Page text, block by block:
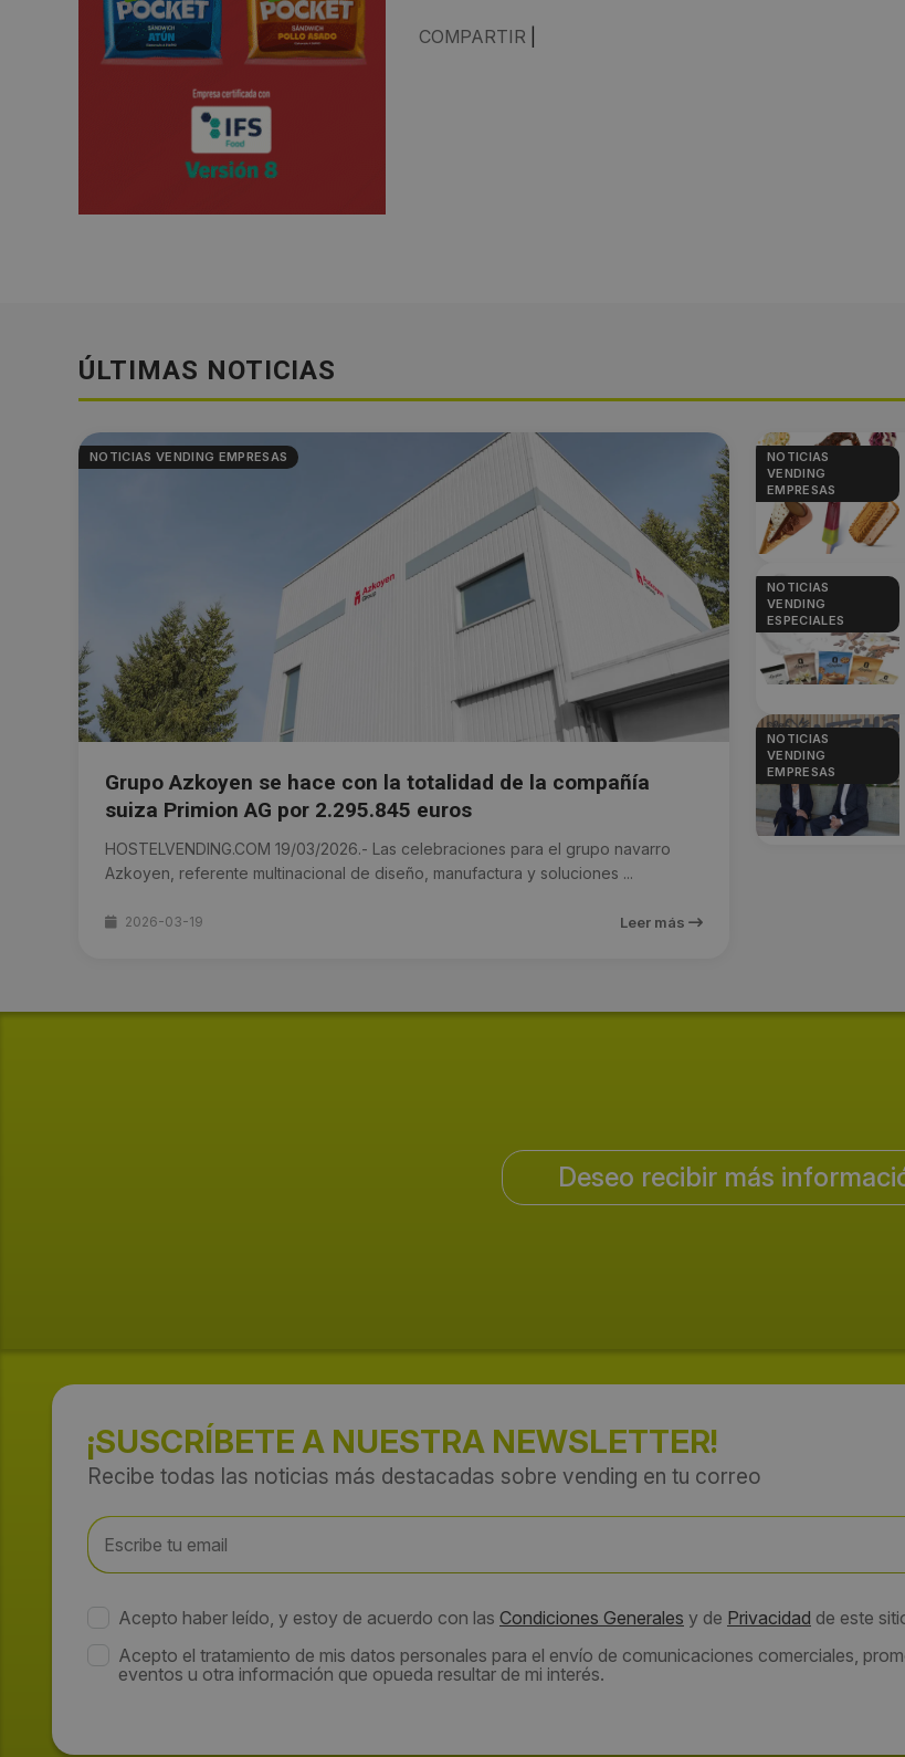
COMPARTIR
ÚLTIMAS NOTICIAS
NOTICIAS VENDING EMPRESAS
Grupo Azkoyen se hace con la totalidad de la compañía
suiza Primion AG por 2.295.845 euros
HOSTELVENDING.COM 19/03/2026.- Las celebraciones para el grupo navarro
Azkoyen, referente multinacional de diseño, manufactura y soluciones ...
2026-03-19 Leer más
NOTICIAS
VENDING
EMPRESAS
NOTICIAS
VENDING
ESPECIALES
NOTICIAS
VENDING
EMPRESAS
Deseo recibir más
¡SUSCRÍBETE A NUESTRA NEWSLETTER!
Recibe todas las noticias más destacadas sobre vending en tu correo
Acepto haber leído, y estoy de acuerdo con las Condiciones Generales y de Privacidad de este
Acepto el tratamiento de mis datos personales para el envío de comunicaciones comerciales,
eventos u otra información que opueda resultar de mi interés.